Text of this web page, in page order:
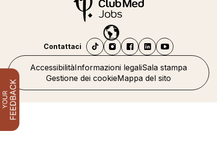
AccessibilitàInformazioni legaliSala stampa
Gestione dei cookieMappa del sito
Contattaci